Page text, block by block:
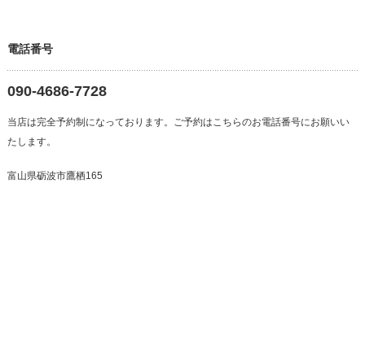
電話番号
090-4686-7728
当店は完全予約制になっております。ご予約はこちらのお電話番号にお願いい
たします。
富山県砺波市鷹栖165